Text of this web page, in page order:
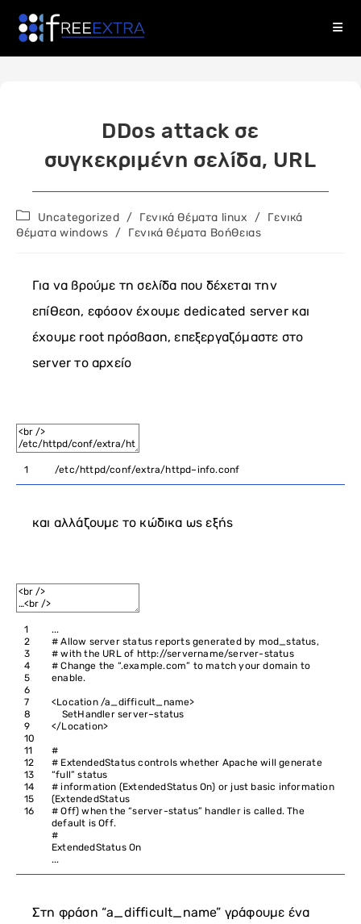
content
DDos attack σε
συγκεκριμένη σελίδα, URL
Post
category:
Uncategorized / Γενικά θέματα linux / Γενικά
θέματα windows / Γενικά Θέματα Βοήθειας
Για να βρούμε τη σελίδα που δέχεται την
επίθεση, εφόσον έχουμε dedicated server και
έχουμε root πρόσβαση, επεξεργαζόμαστε στο
server το αρχείο
1 /etc/httpd/conf/extra/httpd–info.conf
και αλλάζουμε το κώδικα ως εξής
1
2
3
4
5
6
7
8
9
10
11
12
13
14
15
16
...
# Allow server status reports generated by mod_status,
# with the URL of http://servername/server-status
# Change the “.example.com” to match your domain to
enable.
<Location /a_difficult_name>
SetHandlerserver–status
</Location>
#
# ExtendedStatus controls whether Apache will generate
“full” status
# information (ExtendedStatus On) or just basic information
(ExtendedStatus
# Off) when the “server-status” handler is called. The
default is Off.
#
ExtendedStatus On
...
Στη φράση “a_difficult_name” γράφουμε ένα